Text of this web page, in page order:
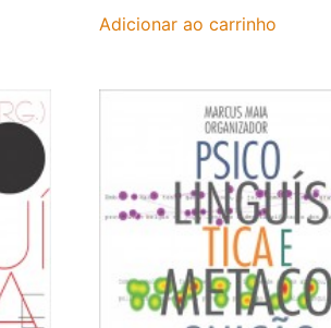
Adicionar ao carrinho